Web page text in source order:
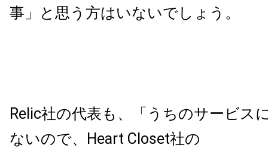
事」と思う方はいないでしょう。
Relic社の代表も、「うちのサービス
ないので、
Heart Closet社の